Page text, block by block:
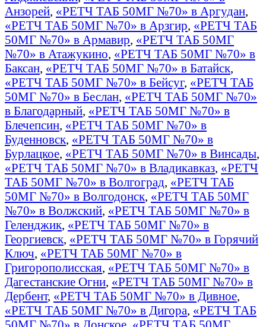
Анзорей, «РЕТЧ ТАБ 50МГ №70» в Аргудан,
«РЕТЧ ТАБ 50МГ №70» в Арзгир, «РЕТЧ ТАБ
50МГ №70» в Армавир, «РЕТЧ ТАБ 50МГ
№70» в Атажукино, «РЕТЧ ТАБ 50МГ №70» в
Баксан, «РЕТЧ ТАБ 50МГ №70» в Батайск,
«РЕТЧ ТАБ 50МГ №70» в Бейсуг, «РЕТЧ ТАБ
50МГ №70» в Беслан, «РЕТЧ ТАБ 50МГ №70»
в Благодарный, «РЕТЧ ТАБ 50МГ №70» в
Блечепсин, «РЕТЧ ТАБ 50МГ №70» в
Буденновск, «РЕТЧ ТАБ 50МГ №70» в
Бурлацкое, «РЕТЧ ТАБ 50МГ №70» в Винсады,
«РЕТЧ ТАБ 50МГ №70» в Владикавказ, «РЕТЧ
ТАБ 50МГ №70» в Волгоград, «РЕТЧ ТАБ
50МГ №70» в Волгодонск, «РЕТЧ ТАБ 50МГ
№70» в Волжский, «РЕТЧ ТАБ 50МГ №70» в
Геленджик, «РЕТЧ ТАБ 50МГ №70» в
Георгиевск, «РЕТЧ ТАБ 50МГ №70» в Горячий
Ключ, «РЕТЧ ТАБ 50МГ №70» в
Григорополисская, «РЕТЧ ТАБ 50МГ №70» в
Дагестанские Огни, «РЕТЧ ТАБ 50МГ №70» в
Дербент, «РЕТЧ ТАБ 50МГ №70» в Дивное,
«РЕТЧ ТАБ 50МГ №70» в Дигора, «РЕТЧ ТАБ